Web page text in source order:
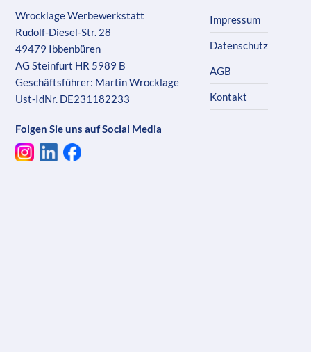
Wrocklage Werbewerkstatt
Rudolf-Diesel-Str. 28
49479 Ibbenbüren
AG Steinfurt HR 5989 B
Geschäftsführer: Martin Wrocklage
Ust-IdNr. DE231182233
Folgen Sie uns auf Social Media
Impressum
Datenschutz
AGB
Kontakt